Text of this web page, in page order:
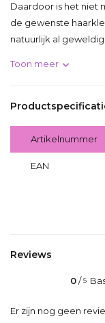
Daardoor is het niet
de gewenste
natuurlijk al
Toon meer
Artikelnummer
EAN
Reviews
0/5
Er zijn nog geen